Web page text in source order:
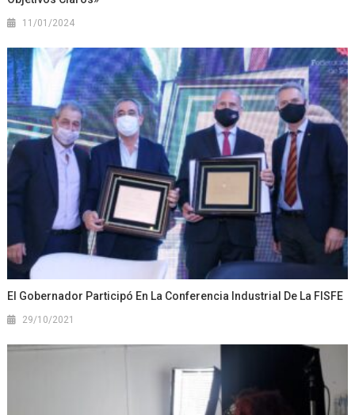
11/01/2024
El Gobernador Participó En La Conferencia Industrial De La FISFE
29/10/2021